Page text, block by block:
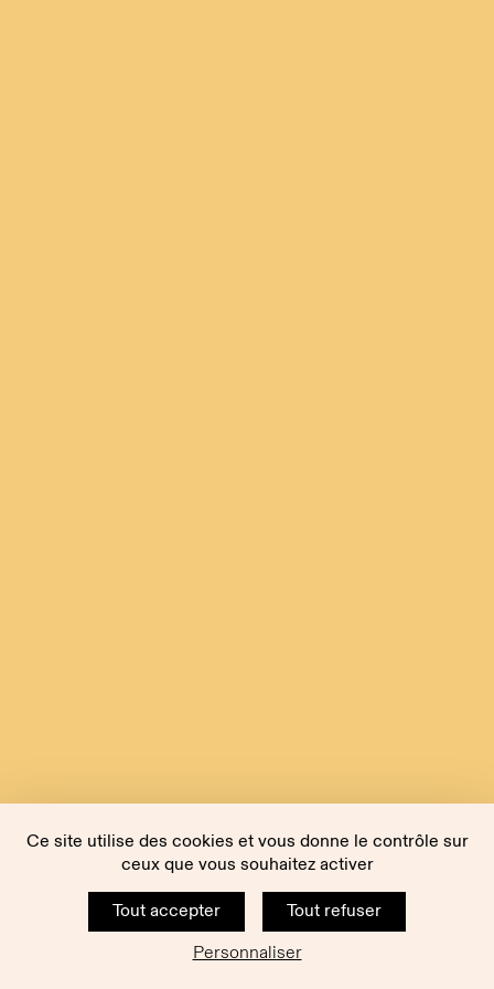
Ce site utilise des cookies et vous donne le contrôle sur
ceux que vous souhaitez activer
Tout accepter
Tout refuser
Personnaliser